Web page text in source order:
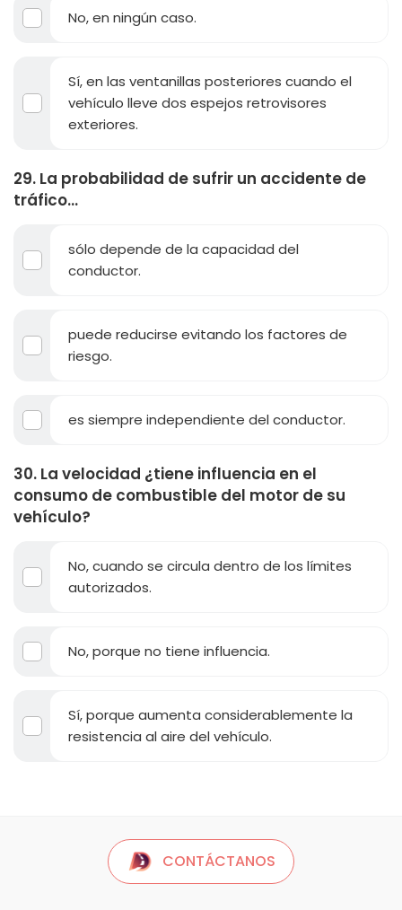
No, en ningún caso.
Sí, en las ventanillas posteriores cuando el
vehículo lleve dos espejos retrovisores
exteriores.
29. La probabilidad de sufrir un accidente de
tráfico...
sólo depende de la capacidad del
conductor.
puede reducirse evitando los factores de
riesgo.
es siempre independiente del conductor.
30. La velocidad ¿tiene influencia en el
consumo de combustible del motor de su
vehículo?
No, cuando se circula dentro de los límites
autorizados.
No, porque no tiene influencia.
Sí, porque aumenta considerablemente la
resistencia al aire del vehículo.
CONTÁCTANOS